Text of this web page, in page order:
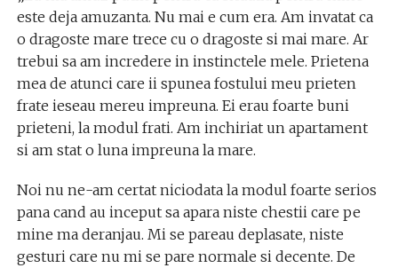
este deja amuzanta. Nu mai e cum era. Am invatat ca
o dragoste mare trece cu o dragoste si mai mare. Ar
trebui sa am incredere in instinctele mele. Prietena
mea de atunci care ii spunea fostului meu prieten
frate ieseau mereu impreuna. Ei erau foarte buni
prieteni, la modul frati. Am inchiriat un apartament
si am stat o luna impreuna la mare.
Noi nu ne-am certat niciodata la modul foarte serios
pana cand au inceput sa apara niste chestii care pe
mine ma deranjau. Mi se pareau deplasate, niste
gesturi care nu mi se pare normale si decente. De